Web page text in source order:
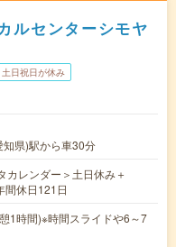
ルセンターシモヤ
土日祝日が休み
県)駅から車30分
レンダー＞土日休み＋
休日121日
1時間)※時間スライドや6～7